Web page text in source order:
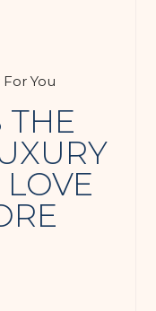
You
THE